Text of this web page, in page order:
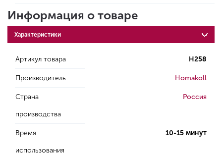
Информация о товаре
Характеристики
Артикул товара H258
Производитель Homakoll
Страна
производства
Россия
Время
использования
10-15 минут